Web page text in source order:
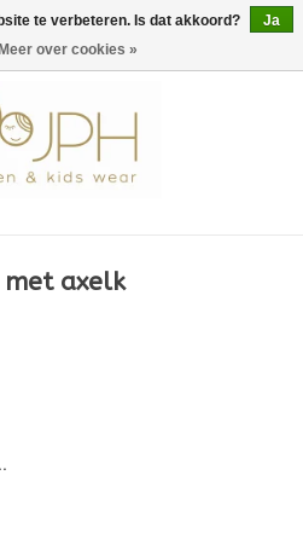
0 Artikelen - €0,00
met axelk
te verbeteren. Is dat akkoord?
Ja
Meer over cookies »